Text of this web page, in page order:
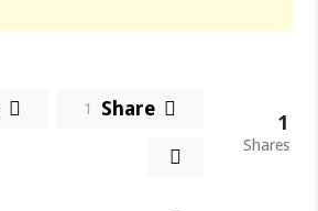
1
Shares
Share
1